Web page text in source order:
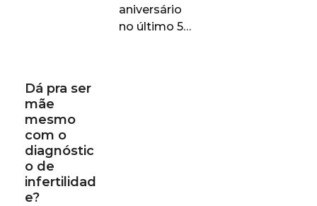
aniversário
no último 5…
Dá pra ser
mãe
mesmo
com o
diagnóstic
o de
infertilidad
e?